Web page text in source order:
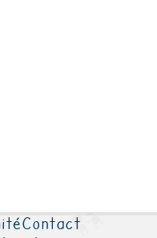
Contact